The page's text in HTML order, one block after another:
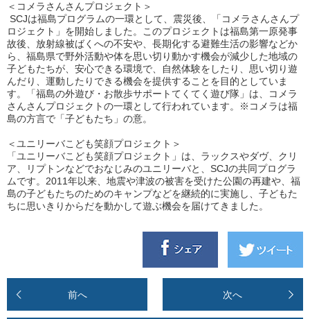
＜コメラさんさんプロジェクト＞
SCJは福島プログラムの一環として、震災後、「コメラさんさんプ
ロジェクト」を開始しました。このプロジェクトは福島第一原発事
故後、放射線被ばくへの不安や、長期化する避難生活の影響などか
ら、福島県で野外活動や体を思い切り動かす機会が減少した地域の
子どもたちが、安心できる環境で、自然体験をしたり、思い切り遊
んだり、運動したりできる機会を提供することを目的としていま
す。「福島の外遊び・お散歩サポートてくてく遊び隊」は、コメラ
さんさんプロジェクトの一環として行われています。※コメラは福
島の方言で「子どもたち」の意。
＜ユニリーバこども笑顔プロジェクト＞
「ユニリーバこども笑顔プロジェクト」は、ラックスやダヴ、クリ
ア、リプトンなどでおなじみのユニリーバと、SCJの共同プログラ
ムです。2011年以来、地震や津波の被害を受けた公園の再建や、福
島の子どもたちのためのキャンプなどを継続的に実施し、子どもた
ちに思いきりからだを動かして遊ぶ機会を届けてきました。
前へ 次へ